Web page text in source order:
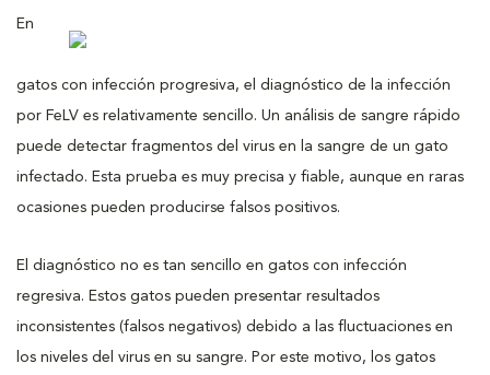
En
gatos con infección progresiva, el diagnóstico de la infección
por FeLV es relativamente sencillo. Un análisis de sangre rápido
puede detectar fragmentos del virus en la sangre de un gato
infectado. Esta prueba es muy precisa y fiable, aunque en raras
ocasiones pueden producirse falsos positivos.
El diagnóstico no es tan sencillo en gatos con infección
regresiva. Estos gatos pueden presentar resultados
inconsistentes (falsos negativos) debido a las fluctuaciones en
los niveles del virus en su sangre. Por este motivo, los gatos